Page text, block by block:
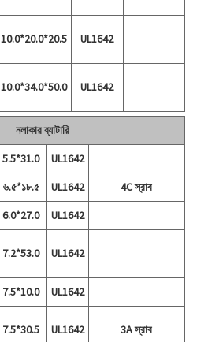
10.0*20.0*20.5 UL1642
10.0*34.0*50.0 UL1642
নলাকার ব্যাটারি
5.5*31.0
UL1642
৬.৫*১৮.৫ UL1642
4C স্রাব
6.0*27.0 UL1642
7.2*53.0 UL1642
7.5*10.0 UL1642
7.5*30.5 UL1642 3A স্রাব